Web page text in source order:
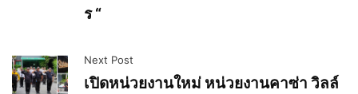
ร “
Next Post
เปิดหน่วยงานใหม่ หน่วยงานคาซ่า วิลล์